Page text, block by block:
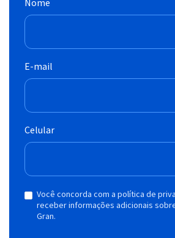
E-mail
Celular
Você concorda com a política de
receber informações adicionais
Gran.